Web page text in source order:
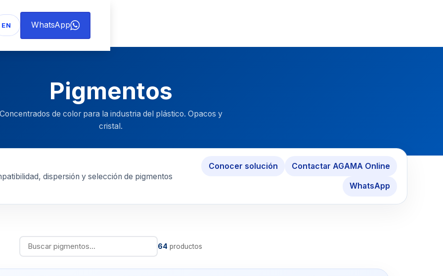
EN WhatsApp
Pigmentos
de color para la industria del plástico. Opacos y
cristal.
dispersión y selección de pigmentos
Conocer solución Contactar AGAMA Online
WhatsApp
64 productos